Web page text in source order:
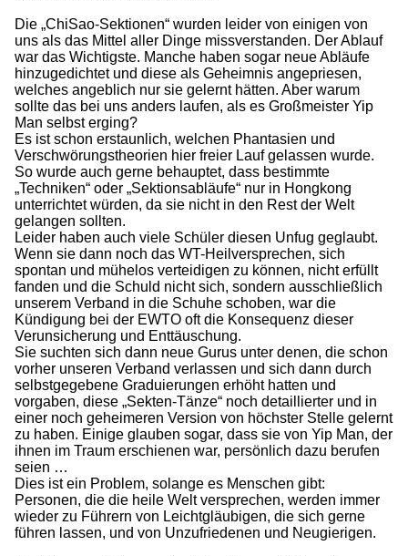
Die „ChiSao-Sektionen“ wurden leider von einigen von
uns als das Mittel aller Dinge missverstanden. Der Ablauf
war das Wichtigste. Manche haben sogar neue Abläufe
hinzugedichtet und diese als Geheimnis angepriesen,
welches angeblich nur sie gelernt hätten. Aber warum
sollte das bei uns anders laufen, als es Großmeister Yip
Man selbst erging?
Es ist schon erstaunlich, welchen Phantasien und
Verschwörungstheorien hier freier Lauf gelassen wurde.
So wurde auch gerne behauptet, dass bestimmte
„Techniken“ oder „Sektionsabläufe“ nur in Hongkong
unterrichtet würden, da sie nicht in den Rest der Welt
gelangen sollten.
Leider haben auch viele Schüler diesen Unfug geglaubt.
Wenn sie dann noch das WT-Heilversprechen, sich
spontan und mühelos verteidigen zu können, nicht erfüllt
fanden und die Schuld nicht sich, sondern ausschließlich
unserem Verband in die Schuhe schoben, war die
Kündigung bei der EWTO oft die Konsequenz dieser
Verunsicherung und Enttäuschung.
Sie suchten sich dann neue Gurus unter denen, die schon
vorher unseren Verband verlassen und sich dann durch
selbstgegebene Graduierungen erhöht hatten und
vorgaben, diese „Sekten-Tänze“ noch detaillierter und in
einer noch geheimeren Version von höchster Stelle gelernt
zu haben. Einige glauben sogar, dass sie von Yip Man, der
ihnen im Traum erschienen war, persönlich dazu berufen
seien …
Dies ist ein Problem, solange es Menschen gibt:
Personen, die die heile Welt versprechen, werden immer
wieder zu Führern von Leichtgläubigen, die sich gerne
führen lassen, und von Unzufriedenen und Neugierigen.